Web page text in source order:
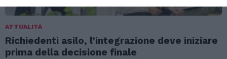
ATTUALITÀ
Richiedenti asilo, l’integrazione deve iniziare
prima della decisione finale